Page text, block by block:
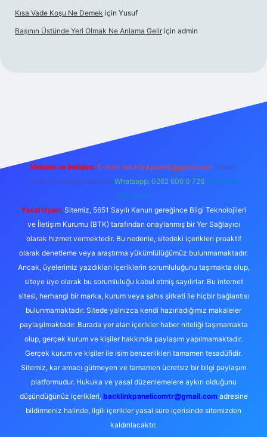
Kısa Vade Koşu Ne Demek için Yusuf
Başının Üstünde Yeri Olmak Ne Anlama Gelir için admin
Reklam ve İletişim: E-mail: backlinkpaneli@gmail.com Teams:
forumhizmeti@gmail.com Whatsapp: 0262 606 0 726 Telegram:
@karabul
Yasal Uyarı: Sitemiz, 5651 Sayılı Kanun gereğince Bilgi Teknolojileri
ve İletişim Kurumu (BTK) tarafından onaylanmış bir Yer Sağlayıcı
olarak hizmet vermektedir. Bu nedenle, sitedeki içerikleri proaktif
olarak denetleme veya araştırma yükümlülüğümüz bulunmamaktadır.
Ancak, üyelerimiz yazdıkları içeriklerin sorumluluğunu taşımakta olup,
siteye üye olarak bu sorumluluğu kabul etmiş sayılırlar. Bu internet
sitesi, herhangi bir marka, kurum veya şahıs şirketi ile hiçbir bağlantısı
bulunmamaktadır. Sitede yalnızca kendi hazırladığımız makaleler
paylaşılmaktadır. Burada yer alan içerikler haber niteliği taşımamakta
olup, gerçek kurum ve kişiler hakkında paylaşım yapılmamaktadır.
Gerçek kurum ve kişiler ile isim benzerlikleri tamamen tesadüfidir.
Sitemiz, kar amacı gütmeyen ve tamamen ücretsiz bir bilgi paylaşım
platformudur. Hukuka ve yasal düzenlemelere aykırı olduğunu
düşündüğünüz içerikleri, backlinkpanelicomtr@gmail.comadresine
bildirmeniz halinde, ilgili içerikler yasal süre içerisinde sitemizden
kaldırılacaktır.